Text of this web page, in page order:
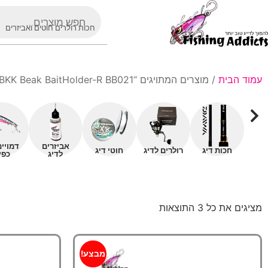
חכות רולרים חוטים ואביזרים
עמוד הבית / מוצרים המתויגים “BKK Beak BaitHolder-R BB021”
חכות דיג רולרים לדיג חוטי דיג
אביזרים
לדיג
מציגים את כל ⁦3⁩ התוצאות
מבצע!